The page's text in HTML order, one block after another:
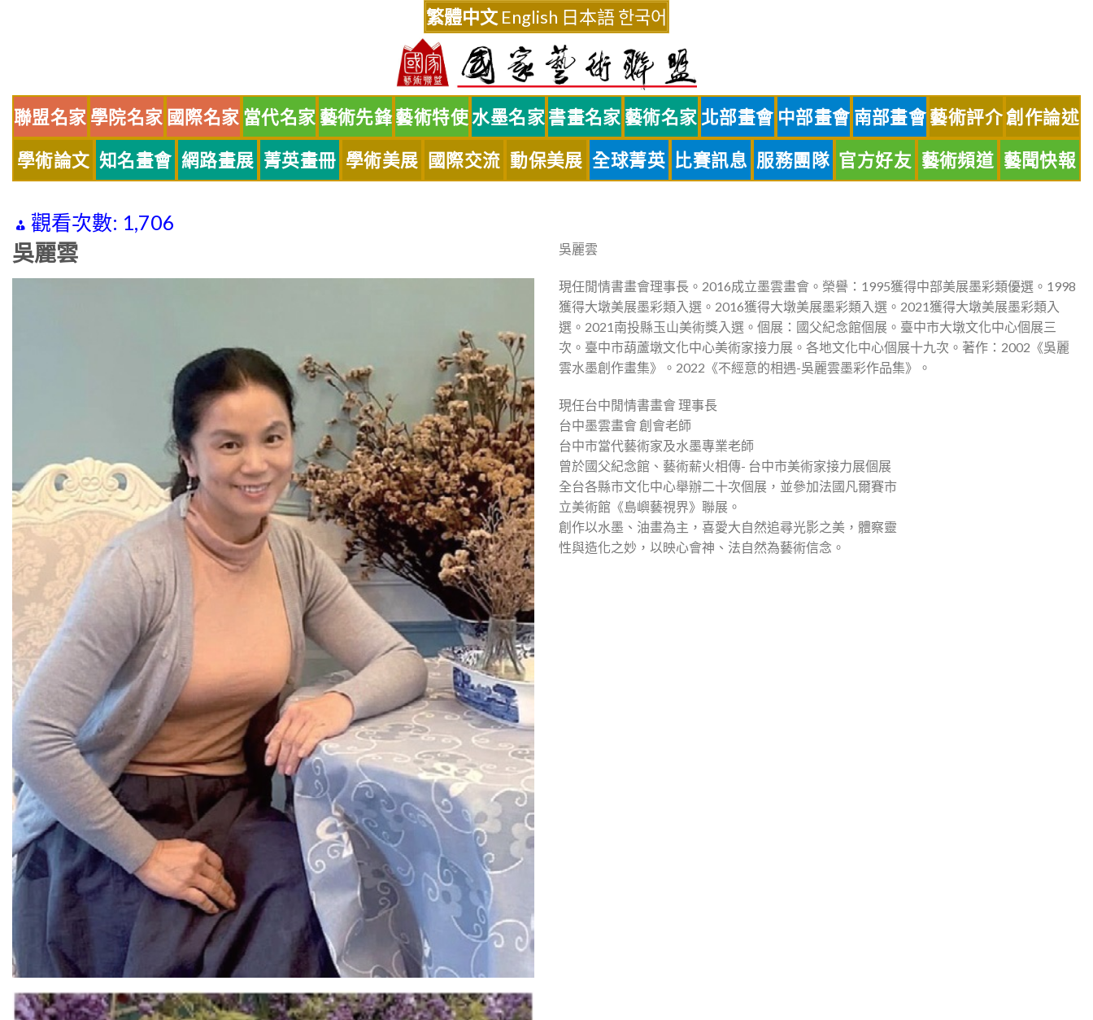
繁體中文 English 日本語한국어
聯盟名家 學院名家 國際名家 當代名家 藝術先鋒藝術特使水墨名家 書畫名家 藝術名家 北部畫會 中部畫會 南部畫會藝術評介創作論述
學術論文 知名畫會 網路畫展 菁英畫冊 學術美展 國際交流 動保美展 全球菁英 比賽訊息 服務團隊 官方好友 藝術頻道 藝聞快報
觀看次數: 1,706
吳麗雲 吳麗雲
現任閒情書畫會理事長。2016成立墨雲畫會。榮譽：1995獲得中部美展墨彩類優選。1998
獲得大墩美展墨彩類入選。2016獲得大墩美展墨彩類入選。2021獲得大墩美展墨彩類入
選。2021南投縣玉山美術獎入選。個展：國父紀念館個展。臺中市大墩文化中心個展三
次。臺中市葫蘆墩文化中心美術家接力展。各地文化中心個展十九次。著作：2002《吳麗
雲水墨創作畫集》。2022《不經意的相遇-吳麗雲墨彩作品集》。
現任台中閒情書畫會 理事長
台中墨雲畫會 創會老師
台中市當代藝術家及水墨專業老師
曾於國父紀念館、藝術薪火相傳- 台中市美術家接力展個展
全台各縣市文化中心舉辦二十次個展，並參加法國凡爾賽市
立美術館《島嶼藝視界》聯展。
創作以水墨、油畫為主，喜愛大自然追尋光影之美，體察靈
性與造化之妙，以映心會神、法自然為藝術信念。